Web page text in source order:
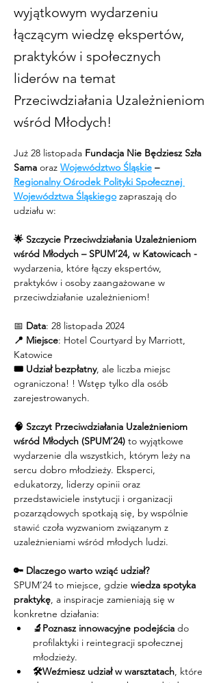
wyjątkowym wydarzeniu
łączącym wiedzę ekspertów,
praktyków i społecznych
liderów na temat
Przeciwdziałania Uzależnieniom
wśród Młodych!
Już 28 listopada Fundacja Nie Będziesz Szła
Sama oraz Województwo Śląskie –
Regionalny Ośrodek Polityki Społecznej
Województwa Śląskiego zapraszają do
udziału w:
🌟 Szczycie Przeciwdziałania Uzależnieniom
wśród Młodych – SPUM’24, w Katowicach -
wydarzenia, które łączy ekspertów,
praktyków i osoby zaangażowane w
przeciwdziałanie uzależnieniom!
📅 Data: 28 listopada 2024
📍 Miejsce: Hotel Courtyard by Marriott,
Katowice
🎟️ Udział bezpłatny, ale liczba miejsc
ograniczona! ! Wstęp tylko dla osób
zarejestrowanych.
🧠 Szczyt Przeciwdziałania Uzależnieniom
wśród Młodych (SPUM’24) to wyjątkowe
wydarzenie dla wszystkich, którym leży na
sercu dobro młodzieży. Eksperci,
edukatorzy, liderzy opinii oraz
przedstawiciele instytucji i organizacji
pozarządowych spotkają się, by wspólnie
stawić czoła wyzwaniom związanym z
uzależnieniami wśród młodych ludzi.
🔑 Dlaczego warto wziąć udział?
SPUM’24 to miejsce, gdzie wiedza spotyka
praktykę, a inspiracje zamieniają się w
konkretne działania:
🔬Poznasz innowacyjne podejścia do
profilaktyki i reintegracji społecznej
młodzieży.
🛠️Weźmiesz udział w warsztatach, które